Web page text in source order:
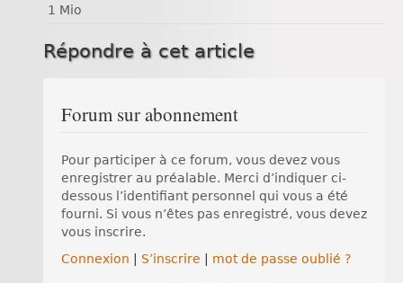
1 Mio
Répondre à cet article
Forum sur abonnement
Pour participer à ce forum, vous devez vous
enregistrer au préalable. Merci d’indiquer ci-
dessous l’identifiant personnel qui vous a été
fourni. Si vous n’êtes pas enregistré, vous devez
vous inscrire.
Connexion
S’inscrire mot de passe oublié ?